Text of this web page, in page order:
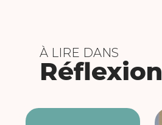
À LIRE DANS
Réflexion